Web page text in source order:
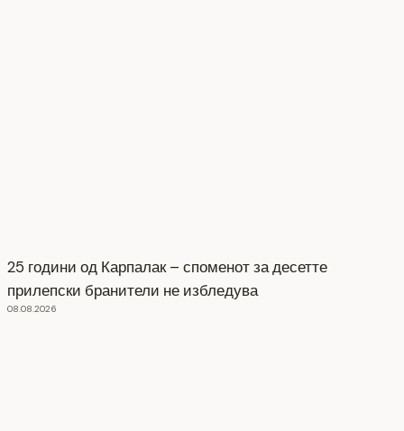
25 години од Карпалак – споменот за десетте
прилепски бранители не избледува
08.08.2026